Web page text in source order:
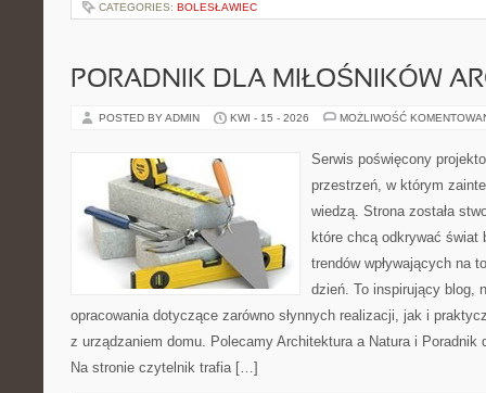
CATEGORIES: BOLESŁAWIEC
PORADNIK DLA MIŁOŚNIKÓW
POSTED BY ADMIN KWI - 15 - 2026 MOŻLIWOŚĆ
Serwis poświęcony
przestrzeń, w którym
wiedzą. Strona została
które chcą odkrywać świat
trendów wpływających na
dzień. To inspirujący blog,
opracowania dotyczące zarówno słynnych realizacji, jak i
z urządzaniem domu. Polecamy Architektura a Natura i Poradnik
Na stronie czytelnik trafia […]